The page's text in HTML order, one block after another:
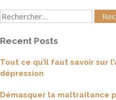
Rechercher
:
Recent Posts
Tout ce qu’il faut savoir sur
dépression
Démasquer la maltraitance